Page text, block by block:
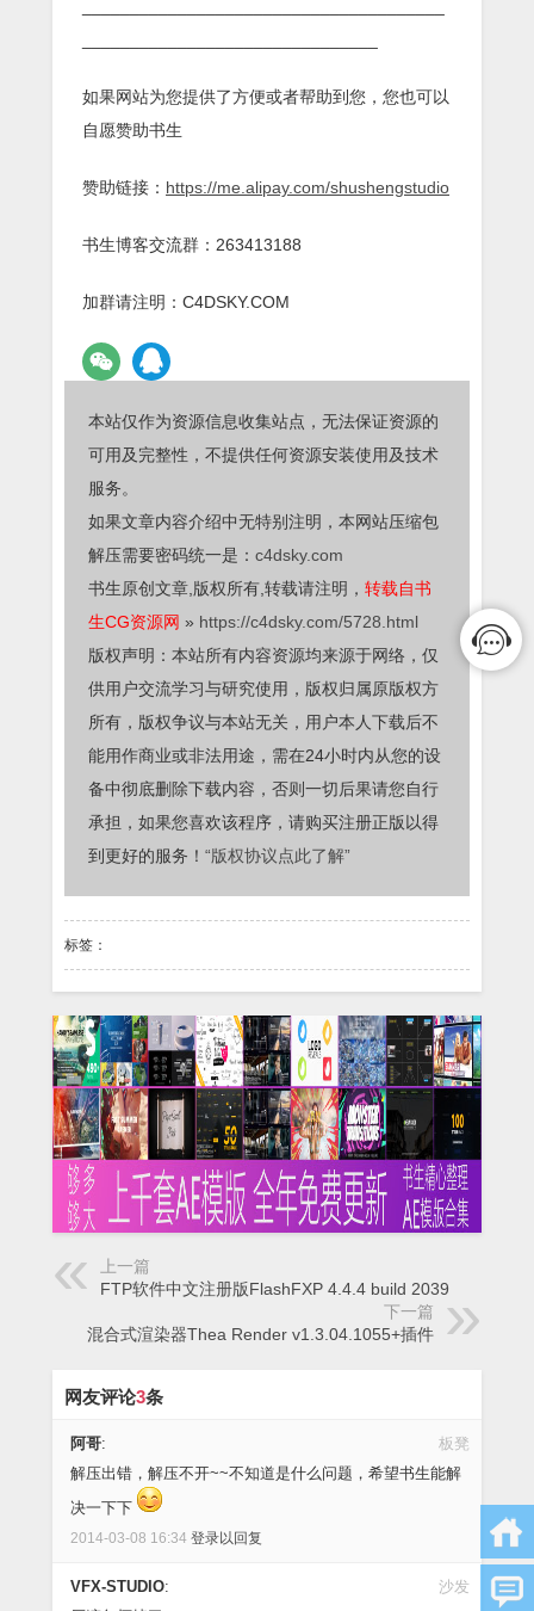
如果网站为您提供了方便或者帮助到您，您也可以
自愿赞助书生
赞助链接： https://me.alipay.com/shushengstudio
书生博客交流群：263413188
加群请注明：C4DSKY.COM
本站仅作为资源信息收集站点，无法保证资源的
可用及完整性，不提供任何资源安装使用及技术
服务。
如果文章内容介绍中无特别注明，本网站压缩包
解压需要密码统一是： c4dsky.com
书生原创文章,版权所有,转载请注明， 转载自书
生CG资源网 » https://c4dsky.com/5728.html
版权声明：本站所有内容资源均来源于网络，仅
供用户交流学习与研究使用，版权归属原版权方
所有，版权争议与本站无关，用户本人下载后不
能用作商业或非法用途，需在24小时内从您的设
备中彻底删除下载内容，否则一切后果请您自行
承担，如果您喜欢该程序，请购买注册正版以得
到更好的服务！ “版权协议点此了解”
标签：
上一篇
FTP软件中文注册版FlashFXP 4.4.4 build 2039
下一篇
混合式渲染器Thea Render v1.3.04.1055+插件
网友评论3条
板凳
阿哥:
解压出错，解压不开~~不知道是什么问题，希望书生能解
决一下下
2014-03-08 16:34 登录以回复
沙发
VFX-STUDIO: